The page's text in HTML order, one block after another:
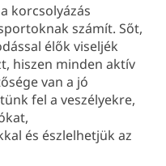
korcsolyázás
számít. Sőt,
élők viseljék
hiszen minden aktív
van a jó
fel a veszélyekre,
és észlelhetjük az